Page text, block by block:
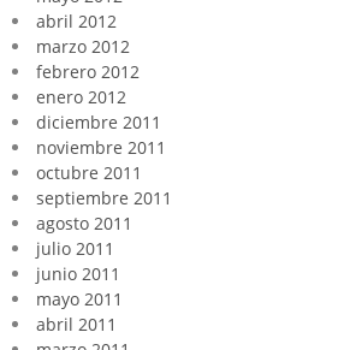
abril 2012
marzo 2012
febrero 2012
enero 2012
diciembre 2011
noviembre 2011
octubre 2011
septiembre 2011
agosto 2011
julio 2011
junio 2011
mayo 2011
abril 2011